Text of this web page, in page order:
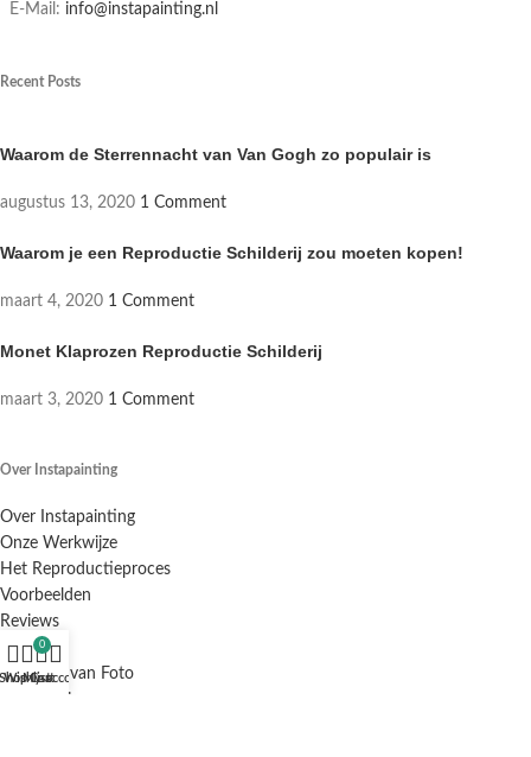
E-Mail: info@instapainting.nl
Recent Posts
Waarom de Sterrennacht van Van Gogh zo populair is
augustus 13, 2020 1 Comment
Waarom je een Reproductie Schilderij zou moeten kopen!
maart 4, 2020 1 Comment
Monet Klaprozen Reproductie Schilderij
maart 3, 2020 1 Comment
Over Instapainting
Over Instapainting
Onze Werkwijze
Het Reproductieproces
Voorbeelden
Reviews
Offerte
Schilderij van Foto
Shop
Wishlist
0
Cart
My account